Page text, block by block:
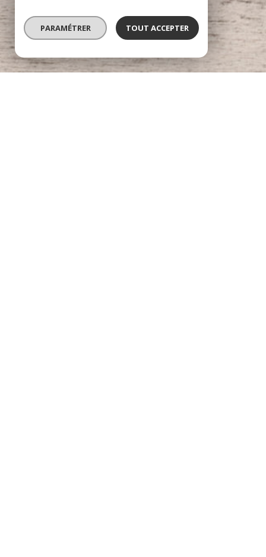
PARAMÉTRER TOUT ACCEPTER